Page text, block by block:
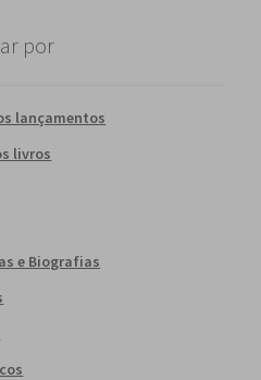
por
lançamentos
livros
e Biografias